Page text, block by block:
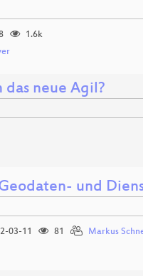
1.6k
neue Agil?
und
03-11 81 Markus